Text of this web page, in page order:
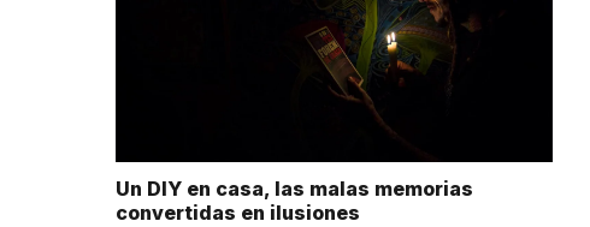
Un DIY en casa, las malas memorias
convertidas en ilusiones